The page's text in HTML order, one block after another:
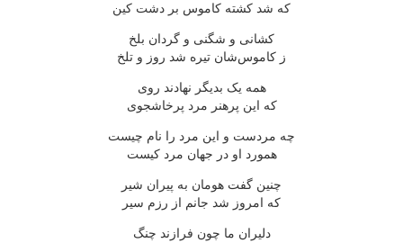
که شد کشته کاموس بر دشت کین
کشانی و شگنی و گردان بلخ
ز کاموس‌شان تیره شد روز و تلخ
همه یک بدیگر نهادند روی
که این پرهنر مرد پرخاشجوی
چه مردست و این مرد را نام چیست
همورد او در جهان مرد کیست
چنین گفت هومان به پیران شیر
که امروز شد جانم از رزم سیر
دلیران ما چون فرازند چنگ